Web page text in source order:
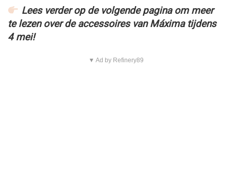
Lees verder op de volgende pagina om meer
te lezen over de accessoires van Máxima tijdens
4 mei!
▼ Ad by Refinery89